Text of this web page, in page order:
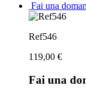
Fai una
Ref546
119,00 €
Fai una